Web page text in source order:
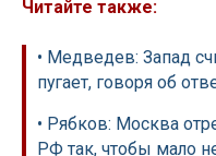
Читайте также:
• Медведев: Запад
пугает, говоря об
• Рябков: Москва
РФ так, чтобы мало